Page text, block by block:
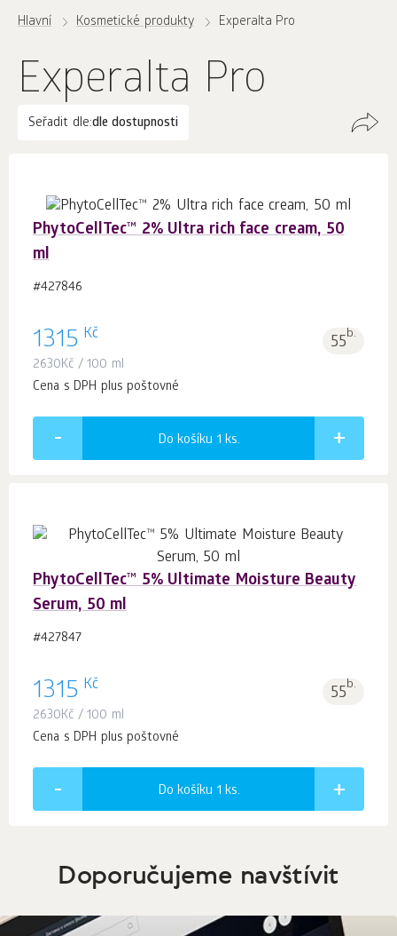
Hlavní Kosmetické produkty Experalta Pro
Experalta Pro
Seřadit dle:dle dostupnosti
PhytoCellTec™ 2% Ultra rich face cream, 50
ml
#427846
1315 Kč 55b.
2630Kč / 100 ml
Cena s DPH plus poštovné
Do košíku 1 ks.
PhytoCellTec™ 5% Ultimate Moisture Beauty
Serum, 50 ml
#427847
1315 Kč 55b.
2630Kč / 100 ml
Cena s DPH plus poštovné
Do košíku 1 ks.
Doporučujeme navštívit